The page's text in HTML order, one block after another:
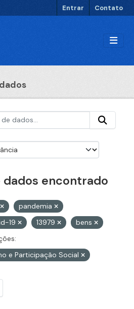
Entrar Contato
dados encontrado
pandemia
19 13979
bens
e Participação Social